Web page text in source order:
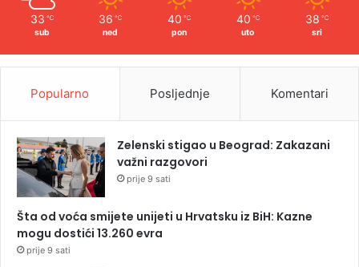
33 ℃
sub
36 ℃
ned
40 ℃
pon
40 ℃
uto
38 ℃
sri
Popularno Posljednje Komentari
Zelenski stigao u Beograd: Zakazani
važni razgovori
prije 9 sati
Šta od voća smijete unijeti u Hrvatsku iz BiH: Kazne
mogu dostići 13.260 evra
prije 9 sati